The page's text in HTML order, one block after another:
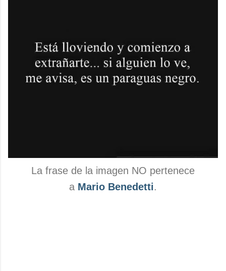
La frase de la imagen NO pertenece
a Mario Benedetti.